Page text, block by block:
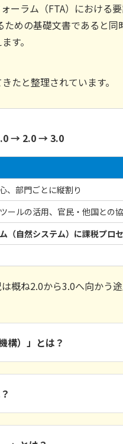
ーラム（FTA）における
めの基礎文書であると同
す。
たと整理されています。
→ 2.0 → 3.0
、部門ごとに縦割り
ールの活用、官民・他国との
（自然システム）に課税プロ
概ね2.0から3.0へ向かう途
構）」とは？